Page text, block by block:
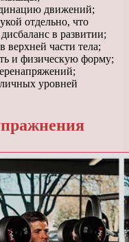
движений;
отдельно, что
в развитии;
верхней части тела;
и физическую форму;
уровней